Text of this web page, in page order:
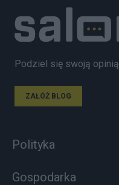
Podziel się swoją opinią
ZAŁÓŻ BLOG
Polityka
Gospodarka